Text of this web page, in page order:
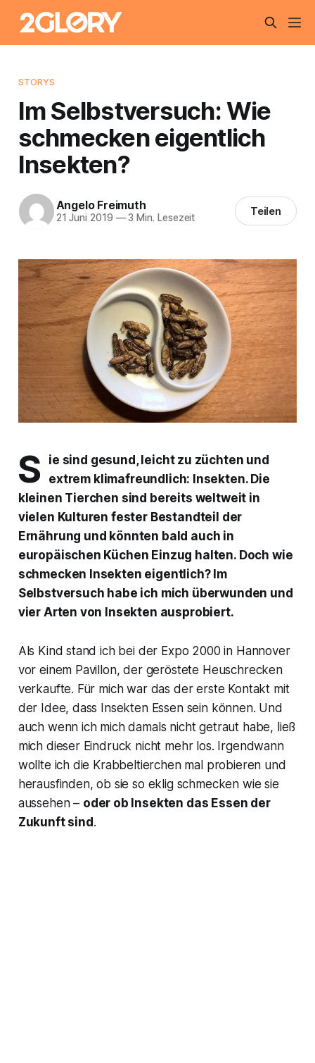
STORYS
Im Selbstversuch: Wie
schmecken eigentlich
Insekten?
Angelo Freimuth
21 Juni 2019 —3 Min. Lesezeit Teilen
S
ie sind gesund, leicht zu züchten und
extrem klimafreundlich: Insekten. Die
kleinen Tierchen sind bereits weltweit in
vielen Kulturen fester Bestandteil der
Ernährung und könnten bald auch in
europäischen Küchen Einzug halten. Doch wie
schmecken Insekten eigentlich? Im
Selbstversuch habe ich mich überwunden und
vier Arten von Insekten ausprobiert.
Als Kind stand ich bei der Expo 2000 in Hannover
vor einem Pavillon, der geröstete Heuschrecken
verkaufte. Für mich war das der erste Kontakt mit
der Idee, dass Insekten Essen sein können. Und
auch wenn ich mich damals nicht getraut habe, ließ
mich dieser Eindruck nicht mehr los. Irgendwann
wollte ich die Krabbeltierchen mal probieren und
herausfinden, ob sie so eklig schmecken wie sie
aussehen – oder ob Insekten das Essen der
Zukunft sind .